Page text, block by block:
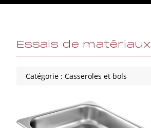
Essais de matériaux